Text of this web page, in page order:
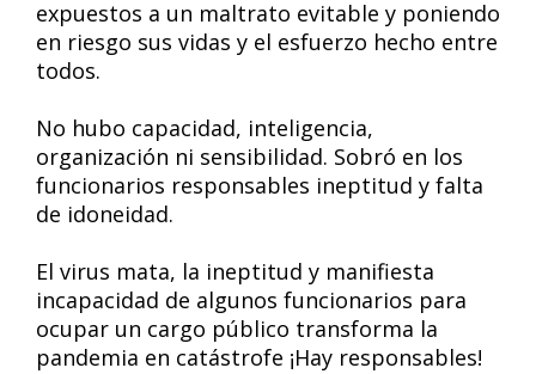
expuestos a un maltrato evitable y poniendo
en riesgo sus vidas y el esfuerzo hecho entre
todos.
No hubo capacidad, inteligencia,
organización ni sensibilidad. Sobró en los
funcionarios responsables ineptitud y falta
de idoneidad.
El virus mata, la ineptitud y manifiesta
incapacidad de algunos funcionarios para
ocupar un cargo público transforma la
pandemia en catástrofe ¡Hay responsables!